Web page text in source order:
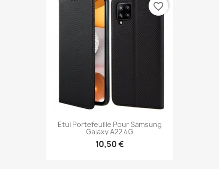
Etui Portefeuille Pour Samsung
Galaxy A22 4G
10,50 €
favorite_border